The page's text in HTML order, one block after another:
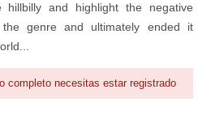
and highlight the negative
genre and ultimately ended it
completo necesitas estar registrado